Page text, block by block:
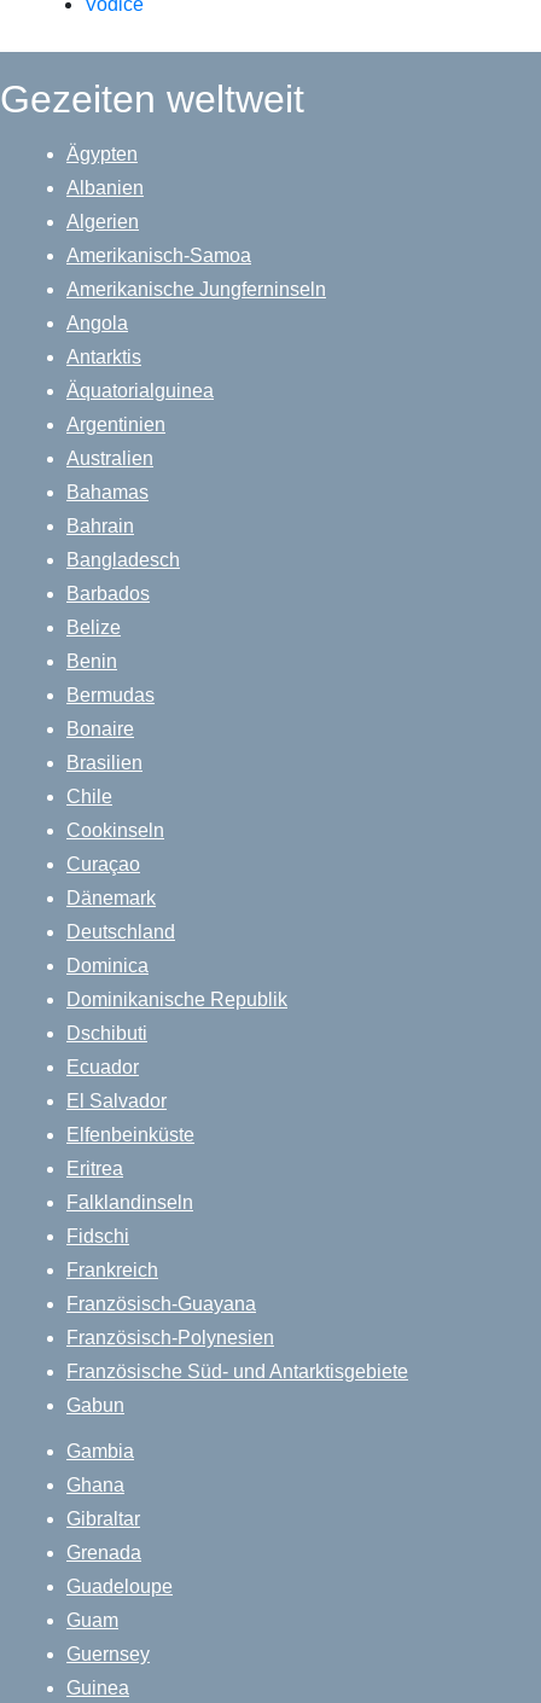
Vodice
Gezeiten weltweit
Ägypten
Albanien
Algerien
Amerikanisch-Samoa
Amerikanische Jungferninseln
Angola
Antarktis
Äquatorialguinea
Argentinien
Australien
Bahamas
Bahrain
Bangladesch
Barbados
Belize
Benin
Bermudas
Bonaire
Brasilien
Chile
Cookinseln
Curaçao
Dänemark
Deutschland
Dominica
Dominikanische Republik
Dschibuti
Ecuador
El Salvador
Elfenbeinküste
Eritrea
Falklandinseln
Fidschi
Frankreich
Französisch-Guayana
Französisch-Polynesien
Französische Süd- und Antarktisgebiete
Gabun
Gambia
Ghana
Gibraltar
Grenada
Guadeloupe
Guam
Guernsey
Guinea